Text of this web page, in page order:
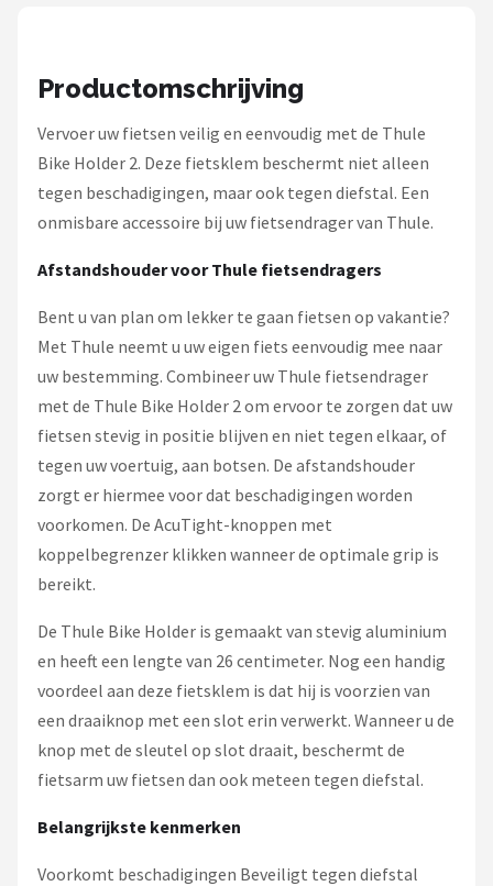
Cortina
Alle merken →
Productomschrijving
Vervoer uw fietsen veilig en eenvoudig met de Thule
Bike Holder 2. Deze fietsklem beschermt niet alleen
tegen beschadigingen, maar ook tegen diefstal. Een
onmisbare accessoire bij uw fietsendrager van Thule.
Afstandshouder voor Thule fietsendragers
Bent u van plan om lekker te gaan fietsen op vakantie?
Met Thule neemt u uw eigen fiets eenvoudig mee naar
uw bestemming. Combineer uw Thule fietsendrager
met de Thule Bike Holder 2 om ervoor te zorgen dat uw
fietsen stevig in positie blijven en niet tegen elkaar, of
tegen uw voertuig, aan botsen. De afstandshouder
zorgt er hiermee voor dat beschadigingen worden
voorkomen. De AcuTight-knoppen met
koppelbegrenzer klikken wanneer de optimale grip is
bereikt.
De Thule Bike Holder is gemaakt van stevig aluminium
en heeft een lengte van 26 centimeter. Nog een handig
voordeel aan deze fietsklem is dat hij is voorzien van
een draaiknop met een slot erin verwerkt. Wanneer u de
knop met de sleutel op slot draait, beschermt de
fietsarm uw fietsen dan ook meteen tegen diefstal.
Belangrijkste kenmerken
Voorkomt beschadigingen Beveiligt tegen diefstal